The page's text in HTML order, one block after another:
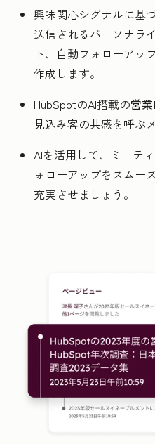
興味関心シグナルに基
送信されるパーソナラ
ト、自動フォローアッ
作成します。
HubSpotのAI搭載の営
見込み客の共感を呼ぶ
AIを活用して、ミーテ
ォローアップをスムー
充実させましょう。